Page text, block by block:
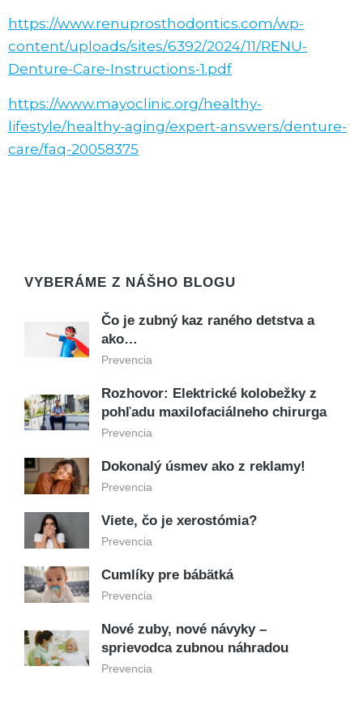
https://www.renuprosthodontics.com/wp-
content/uploads/sites/6392/2024/11/RENU-
Denture-Care-Instructions-1.pdf
https://www.mayoclinic.org/healthy-
lifestyle/healthy-aging/expert-answers/denture-
care/faq-20058375
VYBERÁME Z NÁŠHO BLOGU
Čo je zubný kaz raného detstva a
ako…
Prevencia
Rozhovor: Elektrické kolobežky z
pohľadu maxilofaciálneho chirurga
Prevencia
Dokonalý úsmev ako z reklamy!
Prevencia
Viete, čo je xerostómia?
Prevencia
Cumlíky pre bábätká
Prevencia
Nové zuby, nové návyky –
sprievodca zubnou náhradou
Prevencia